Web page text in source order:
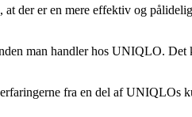
der er en mere effektiv og
man handler hos UNIQLO.
fra en del af